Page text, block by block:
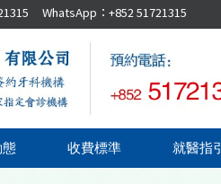
WhatsApp：+852 51721315
態 收費標準 就醫指引